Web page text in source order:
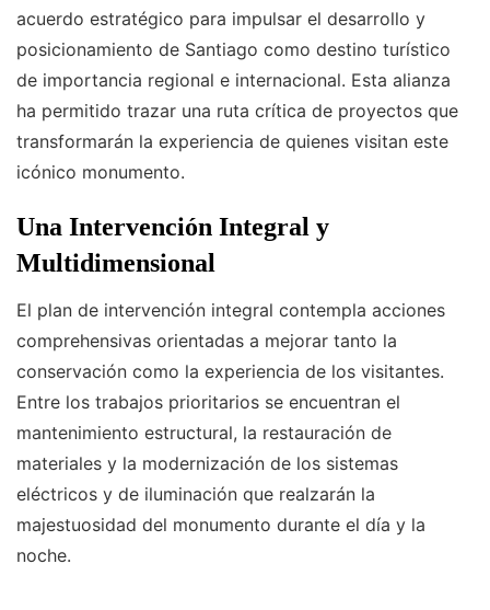
acuerdo estratégico para impulsar el desarrollo y
posicionamiento de Santiago como destino turístico
de importancia regional e internacional. Esta alianza
ha permitido trazar una ruta crítica de proyectos que
transformarán la experiencia de quienes visitan este
icónico monumento.
Una Intervención Integral y
Multidimensional
El plan de intervención integral contempla acciones
comprehensivas orientadas a mejorar tanto la
conservación como la experiencia de los visitantes.
Entre los trabajos prioritarios se encuentran el
mantenimiento estructural, la restauración de
materiales y la modernización de los sistemas
eléctricos y de iluminación que realzarán la
majestuosidad del monumento durante el día y la
noche.